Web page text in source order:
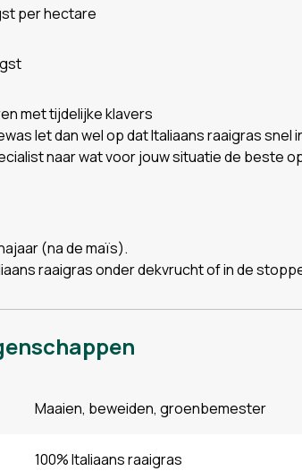
per hectare
met tijdelijke klavers
let dan wel op dat Italiaans raaigras snel
naar wat voor jouw situatie de beste
(na de maïs).
raaigras onder dekvrucht of in de
Maaien, beweiden, groenbemester
100% Italiaans raaigras